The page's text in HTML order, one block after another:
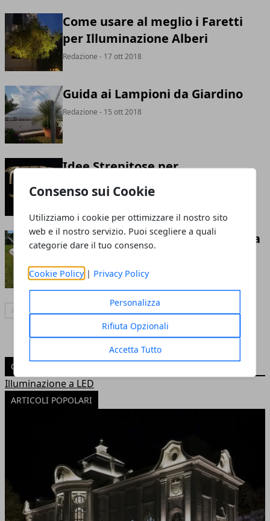
Consenso sui Cookie
Utilizziamo i cookie per ottimizzare il nostro sito
web e il nostro servizio. Puoi scegliere a quali
categorie dare il tuo consenso.
Cookie Policy | Privacy Policy
Personalizza
Rifiuta Opzionali
Accetta Tutto
Come usare al meglio i Faretti
per Illuminazione Alberi
Redazione - 17 ott 2018
Guida ai Lampioni da Giardino
Redazione - 15 ott 2018
Idee Strepitose per
l'Illuminazione Gazebo
4 Idee per l'Illuminazione Piscina
Articolo Successivo
CATEGORIE
Illuminazione a LED
ARTICOLI POPOLARI